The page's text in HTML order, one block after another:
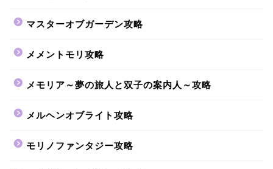
マスターオブガーデン攻略
メメントモリ攻略
メモリア～夢の旅人と双子の案内人～攻略
メルヘンオブライト攻略
モリノファンタジー攻略